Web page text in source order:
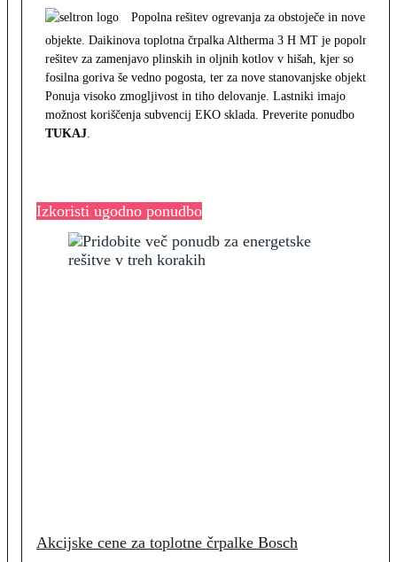
Popolna rešitev ogrevanja za obstoječe in nove
objekte. Daikinova toplotna črpalka Altherma 3 H MT je popolna
rešitev za zamenjavo plinskih in oljnih kotlov v hišah, kjer so
fosilna goriva še vedno pogosta, ter za nove stanovanjske objekte.
Ponuja visoko zmogljivost in tiho delovanje. Lastniki imajo
možnost koriščenja subvencij EKO sklada. Preverite ponudbo
TUKAJ
Izkoristi ugodno ponudbo
Akcijske cene za toplotne črpalke Bosch